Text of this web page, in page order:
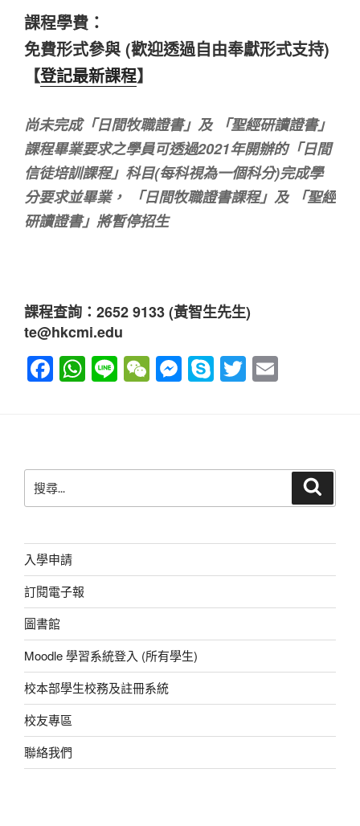
課程學費：
免費形式參與 (歡迎透過自由奉獻形式支持)
【登記最新課程】
尚未完成「日間牧職證書」及 「聖經研讀證書」
課程畢業要求之學員可透過2021年開辦的「日間
信徒培訓課程」科目(每科視為一個科分)完成學
分要求並畢業， 「日間牧職證書課程」及 「聖經
研讀證書」將暫停招生
課程查詢：2652 9133 (黃智生先生)
te@hkcmi.edu
F
a
b
o
k
W
h
A
p
Li
n
W
e
at
M
e
n
g
S
ky
T
wi
尋
字:
入學申請
訂閱電子報
圖書館
Moodle 學習系統登入 (所有學生)
校本部學生校務及註冊系統
校友專區
聯絡我們